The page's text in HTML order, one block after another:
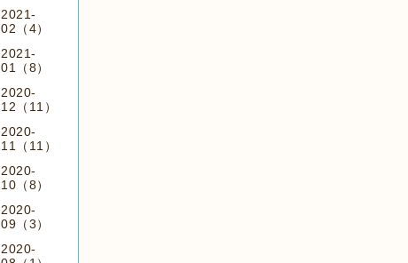
2021-
02（4）
2021-
01（8）
2020-
12（11）
2020-
11（11）
2020-
10（8）
2020-
09（3）
2020-